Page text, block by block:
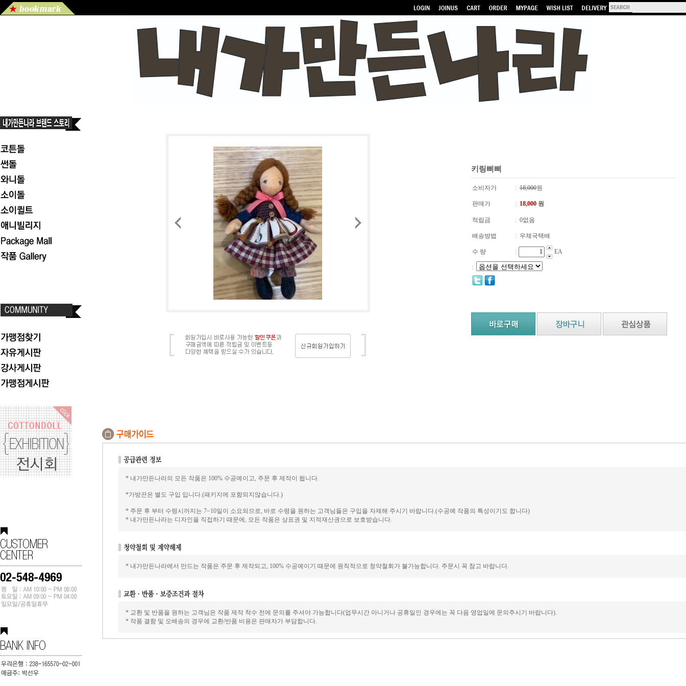
키링삐삐
소비자가 : 18,000원
판매가 : 18,000원
적립금 : 0없음
배송방법 : 우체국택배
수 량 : EA
:
* 내가만든나라의 모든 작품은 100% 수공예이고, 주문 후 제작이 됩니다.
*가방끈은 별도 구입 입니다.(패키지에 포함되지않습니다.)
* 주문 후 부터 수령시까지는 7~10일이 소요되므로, 바로 수령을 원하는 고객님들은 구입을 자제해 주시기 바랍니다.(수공예 작품의 특성이기도 합니다)
* 내가만든나라는 디자인을 직접하기 때문에, 모든 작품은 상표권 및 지적재산권으로 보호받습니다.
* 내가만든나라에서 만드는 작품은 주문 후 제작되고, 100% 수공예이기 때문에 원칙적으로 청약철회가 불가능합니다. 주문시 꼭 참고 바랍니다.
* 교환 및 반품을 원하는 고객님은 작품 제작 착수 전에 문의를 주셔야 가능합니다(업무시간 아니거나 공휴일인 경우에는 꼭 다음 영업일에 문의주시기 바랍니다).
* 작품 결함 및 오배송의 경우에 교환/반품 비용은 판매자가 부담합니다.